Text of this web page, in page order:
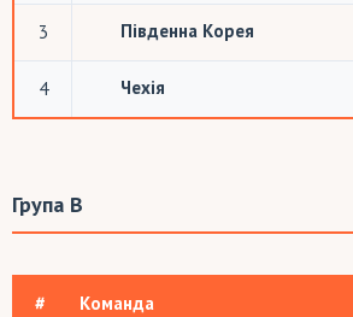
3 Південна Корея
4 Чехія
Група B
# Команда